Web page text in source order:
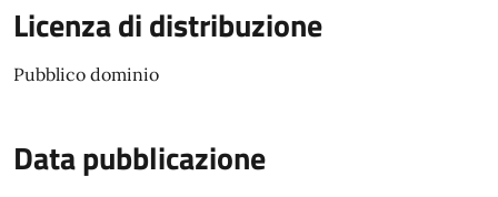
Licenza di distribuzione
Pubblico dominio
Data pubblicazione